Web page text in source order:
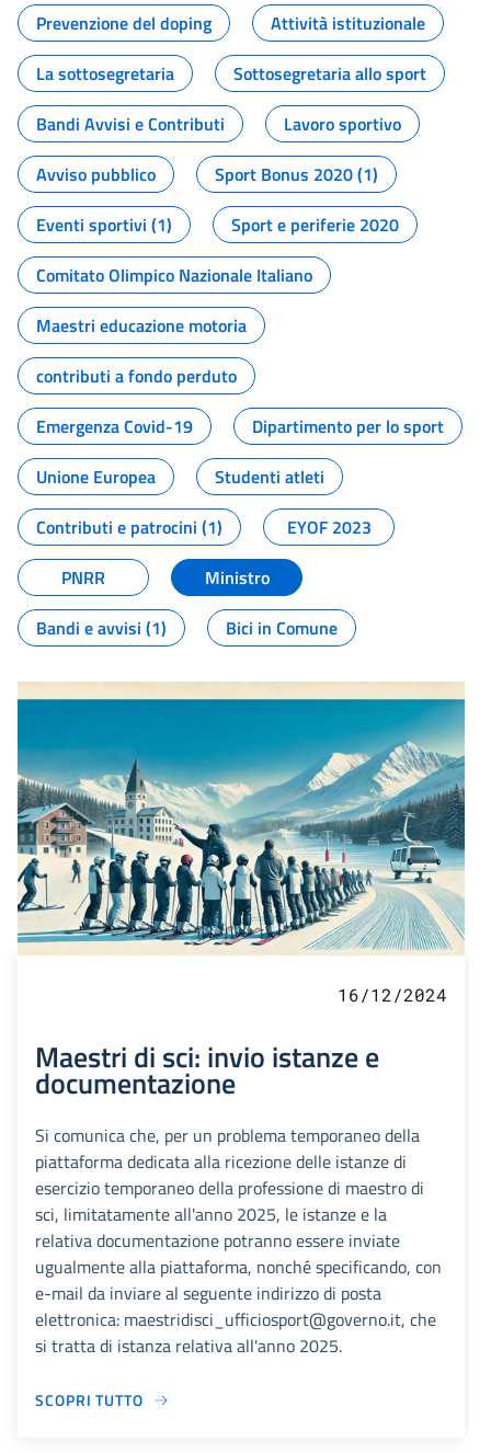
Prevenzione del doping
Attività istituzionale
La sottosegretaria
Sottosegretaria allo sport
Bandi Avvisi e Contributi
Lavoro sportivo
Avviso pubblico
Sport Bonus 2020 (1)
Eventi sportivi (1)
Sport e periferie 2020
Comitato Olimpico Nazionale Italiano
Maestri educazione motoria
contributi a fondo perduto
Emergenza Covid-19
Dipartimento per lo sport
Unione Europea
Studenti atleti
Contributi e patrocini (1)
EYOF 2023
PNRR
Ministro
Bandi e avvisi (1)
Bici in Comune
16/12/2024
Maestri di sci: invio istanze e
documentazione
Si comunica che, per un problema temporaneo della
piattaforma dedicata alla ricezione delle istanze di
esercizio temporaneo della professione di maestro di
sci, limitatamente all'anno 2025, le istanze e la
relativa documentazione potranno essere inviate
ugualmente alla piattaforma, nonché specificando, con
e-mail da inviare al seguente indirizzo di posta
elettronica: maestridisci_ufficiosport@governo.it, che
si tratta di istanza relativa all'anno 2025.
SCOPRI TUTTO